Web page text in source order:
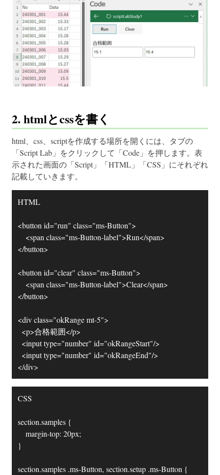
2. htmlとcssを書く
html、css、scriptを作成する場所を開くには、タブの
「Script Lab」をクリックして「Code」を押します。表
示された画面の「Script」「HTML」「CSS」にそれぞれ
記載していきます。
HTML
<button id="run" class="ms-Button">
</button>
<button id="clear" class="ms-Button">
</button>
<div class="okRange mt-5">
</div>
CSS
section.samples {
}
section.samples .ms-Button, section.setup .ms-Button {